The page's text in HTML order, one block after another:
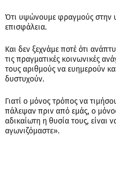
Ότι υψώνουμε φραγμούς στην
επισφάλεια.
Και δεν ξεχνάμε ποτέ ότι
τις πραγματικές κοινωνικές
τους αριθμούς να ευημερούν
δυστυχούν.
Γιατί ο μόνος τρόπος να
πάλεψαν πριν από εμάς, ο
αδικαίωτη η θυσία τους, είναι
αγωνιζόμαστε».